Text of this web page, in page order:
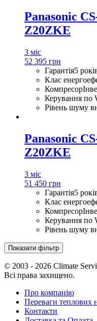
Panasonic
Z20ZKE
3 міс
52 395 грн
Гарантія5
Клас
Компресор
Керування по
Рівень шуму
Panasonic
Z20ZKE
3 міс
51 450 грн
Гарантія5
Клас
Компресор
Керування по
Рівень шуму
Показати фільтр
© 2003 - 2026 Climate
Всі права захищено.
Про компанію
Переваги теплових
Контакти